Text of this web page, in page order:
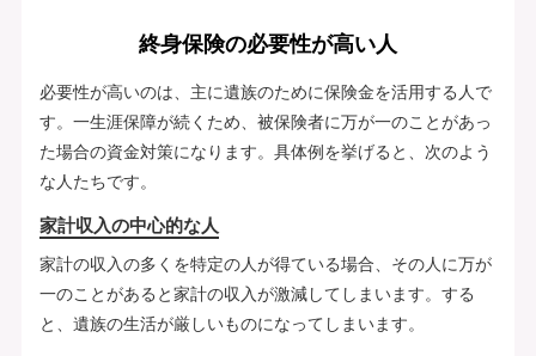
終身保険の必要性が高い人
必要性が高いのは、主に遺族のために保険金を活用する人で
す。一生涯保障が続くため、被保険者に万が一のことがあっ
た場合の資金対策になります。具体例を挙げると、次のよう
な人たちです。
家計収入の中心的な人
家計の収入の多くを特定の人が得ている場合、その人に万が
一のことがあると家計の収入が激減してしまいます。する
と、遺族の生活が厳しいものになってしまいます。